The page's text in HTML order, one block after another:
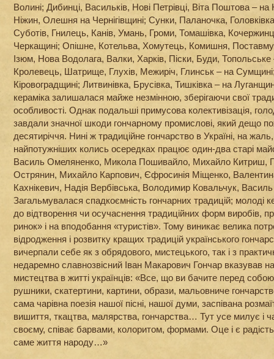
Волині; Дибинці, Васильків, Нові Петрівці, Віта Поштова – на
Ніжин, Олешня на Чернігівщині; Сунки, Паланочка,
Суботів, Гнилець, Канів, Умань, Громи, Томашівка,
Черкащині; Опішне, Котельва, Хомутець, Комишня,
Ізюм, Нова Водолага, Валки, Харків, Піски, Буди, Топольське
Кролевець, Шатрище, Глухів, Межиріч, Глинськ – на
Кіровоградщині; Литвинівка, Брусівка, Тишківка – на
кераміка залишалася майже незмінною, зберігаючи свої
особливості. Однак подальші примусова колективізація,
завдали значної шкоди гончарному промислові, який дещо
десятиріччя. Нині ж традиційне гончарство в Україні, на
найпотужніших колись осередках працює один-два старі
Василь Омеляненко, Микола Пошивайло, Михайло Китриш,
Острянин, Михайло Карпович, Єфросинія Міщенко,
Кахнікевич, Надія Вербівська, Володимир Ковальчук,
Загальмувалася спадкоємність гончарних традицій; молоді
до відтворення чи осучаснення традиційних форм виробів,
ринок» і на вподобання «туристів». Тому виникає велика
відродження і розвитку кращих традицій українського
вичерпали себе як з обрядового, мистецького, так і з
недаремно славнозвісний Іван Макарович Гончар вказував
мистецтва в житті українців: «Все, що ви бачите перед собою
рушники, скатертини, картини, образи, мальовниче
сама чарівна поезія нашої пісні, нашої думи, заспівана
вишиття, ткацтва, малярства, гончарства… Тут усе милує і
своєму, співає барвами, колоритом, формами. Оце і є
саме життя народу…»